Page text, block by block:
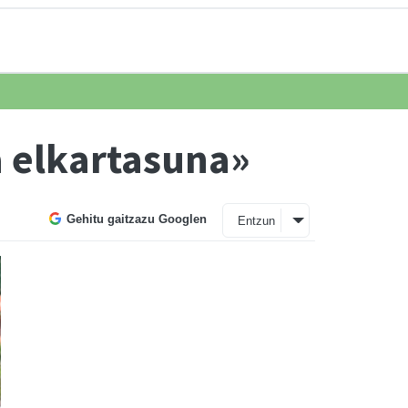
elkartasuna»
Gehitu gaitzazu Googlen Entzun